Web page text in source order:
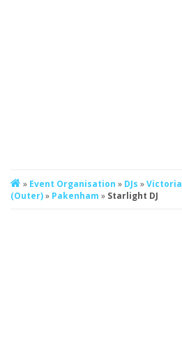
» Event Organisation » DJs »Victoria
(Outer)» Pakenham » Starlight DJ